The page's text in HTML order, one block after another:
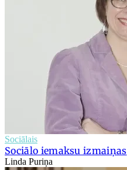
Sociālais
Sociālo iemaksu izmaiņas
Linda Puriņa